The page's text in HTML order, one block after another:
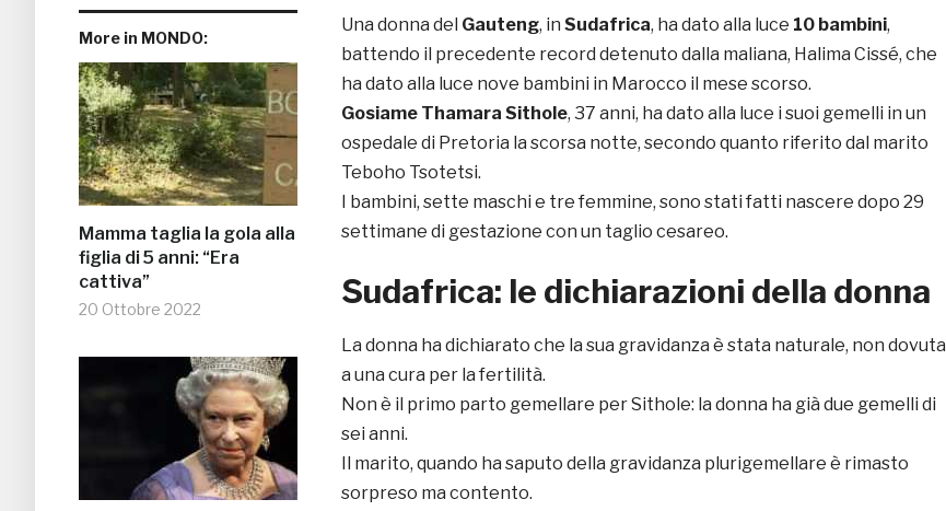
More in MONDO:
Mamma taglia la gola alla
figlia di 5 anni: “Era
cattiva”
20 Ottobre 2022
Una donna del Gauteng, in Sudafrica, ha dato alla luce 10 bambini,
battendo il precedente record detenuto dalla maliana, Halima Cissé, che
ha dato alla luce nove bambini in Marocco il mese scorso.
Gosiame Thamara Sithole, 37 anni, ha dato alla luce i suoi gemelli in un
ospedale di Pretoria la scorsa notte, secondo quanto riferito dal marito
Teboho Tsotetsi.
I bambini, sette maschi e tre femmine, sono stati fatti nascere dopo 29
settimane di gestazione con un taglio cesareo.
Sudafrica: le dichiarazioni della donna
La donna ha dichiarato che la sua gravidanza è stata naturale, non dovuta
a una cura per la fertilità.
Non è il primo parto gemellare per Sithole: la donna ha già due gemelli di
sei anni.
Il marito, quando ha saputo della gravidanza plurigemellare è rimasto
sorpreso ma contento.